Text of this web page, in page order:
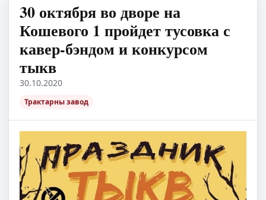
30 октября во дворе на
Кошевого 1 пройдет тусовка с
кавер-бэндом и конкурсом
тыкв
30.10.2020
Трактарны завод